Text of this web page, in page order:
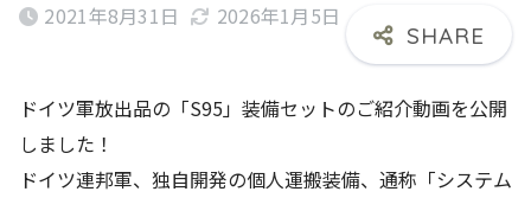
2021年8月31日 2026年1月5日
ドイツ軍放出品の「S95」装備セットのご紹介動画を公開
しました！
ドイツ連邦軍、独自開発の個人運搬装備、通称「システム